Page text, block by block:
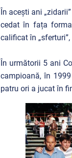
În acești ani
cedat în fața
calificat în
În următorii 5 ani
campioană, în
patru ori a jucat în